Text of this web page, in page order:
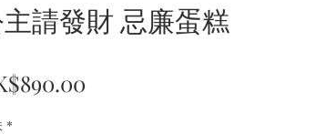
請發財 忌廉蛋糕
*